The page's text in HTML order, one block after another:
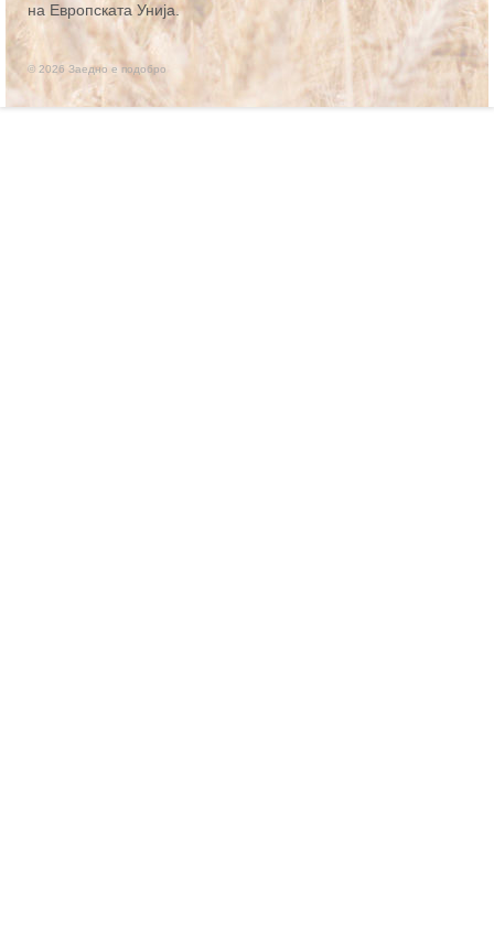
на Европската Унија.
© 2026 Заедно е подобро